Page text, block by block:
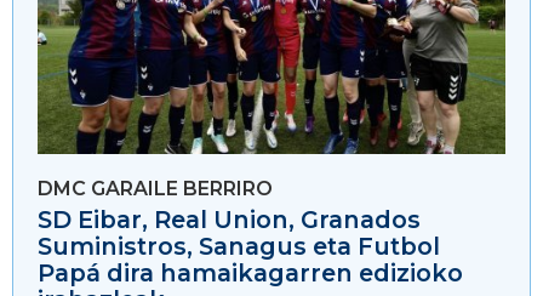
DMC GARAILE BERRIRO
SD Eibar, Real Union, Granados
Suministros, Sanagus eta Futbol
Papá dira hamaikagarren edizioko